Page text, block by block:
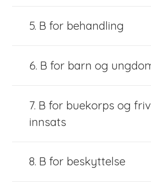
5. B for behandling
6. B for barn og
7. B for buekorps og
innsats
8. B for beskyttelse